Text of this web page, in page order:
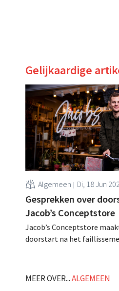
Gelijkaardige
Algemeen Di, 18 Jun
Gesprekken over
Jacob’s Conceptstore
Jacob’s Conceptstore
doorstart na het
MEER OVER...ALGEMEEN